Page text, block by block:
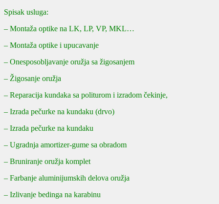
Spisak usluga:
– Montaža optike na LK, LP, VP, MKL…
– Montaža optike i upucavanje
– Onesposobljavanje oružja sa žigosanjem
– Žigosanje oružja
– Reparacija kundaka sa politurom i izradom čekinje,
– Izrada pečurke na kundaku (drvo)
– Izrada pečurke na kundaku
– Ugradnja amortizer-gume sa obradom
– Bruniranje oružja komplet
– Farbanje aluminijumskih delova oružja
– Izlivanje bedinga na karabinu